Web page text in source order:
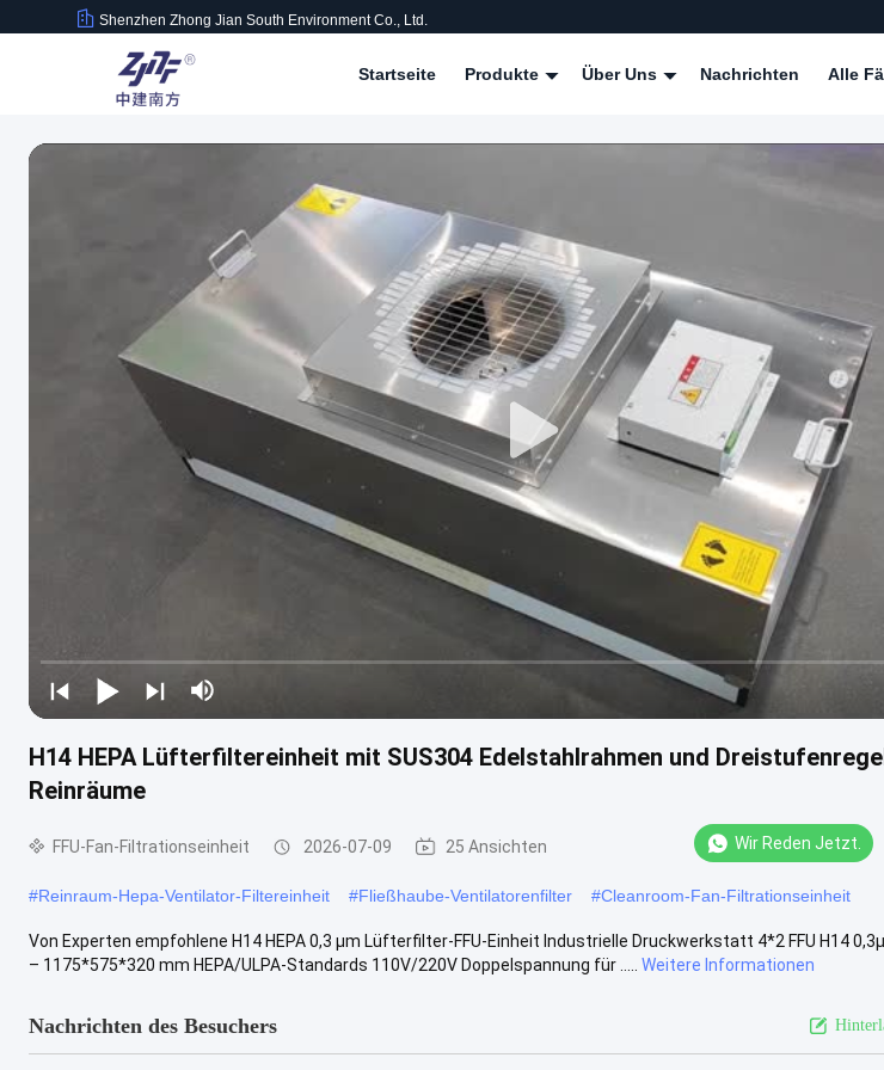
Shenzhen Zhong Jian South Environment Co., Ltd.
Startseite Produkte Über Uns Nachrichten Alle
H14 HEPA Lüfterfiltereinheit mit SUS304 Edelstahlrahmen und
Reinräume
FFU-Fan-Filtrationseinheit 2026-07-09 25 Ansichten Wir Reden Jetzt.
#Reinraum-Hepa-Ventilator-Filtereinheit #Fließhaube-Ventilatorenfilter #Cleanroom-Fan-Filtrationseinheit
Von Experten empfohlene H14 HEPA 0,3 μm Lüfterfilter-FFU-Einheit Industrielle Druckwerkstatt 4*2 FFU H14
– 1175*575*320 mm HEPA/ULPA-Standards 110V/220V Doppelspannung für .....
Weitere Informationen
Nachrichten des Besuchers